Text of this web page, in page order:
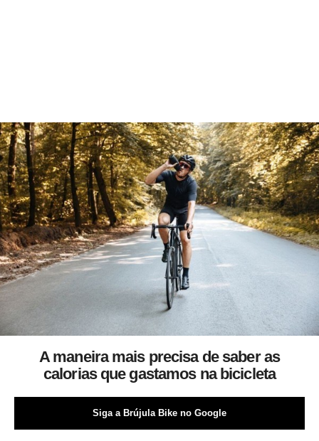
A maneira mais precisa de saber as
calorias que gastamos na bicicleta
Siga a Brújula Bike no Google